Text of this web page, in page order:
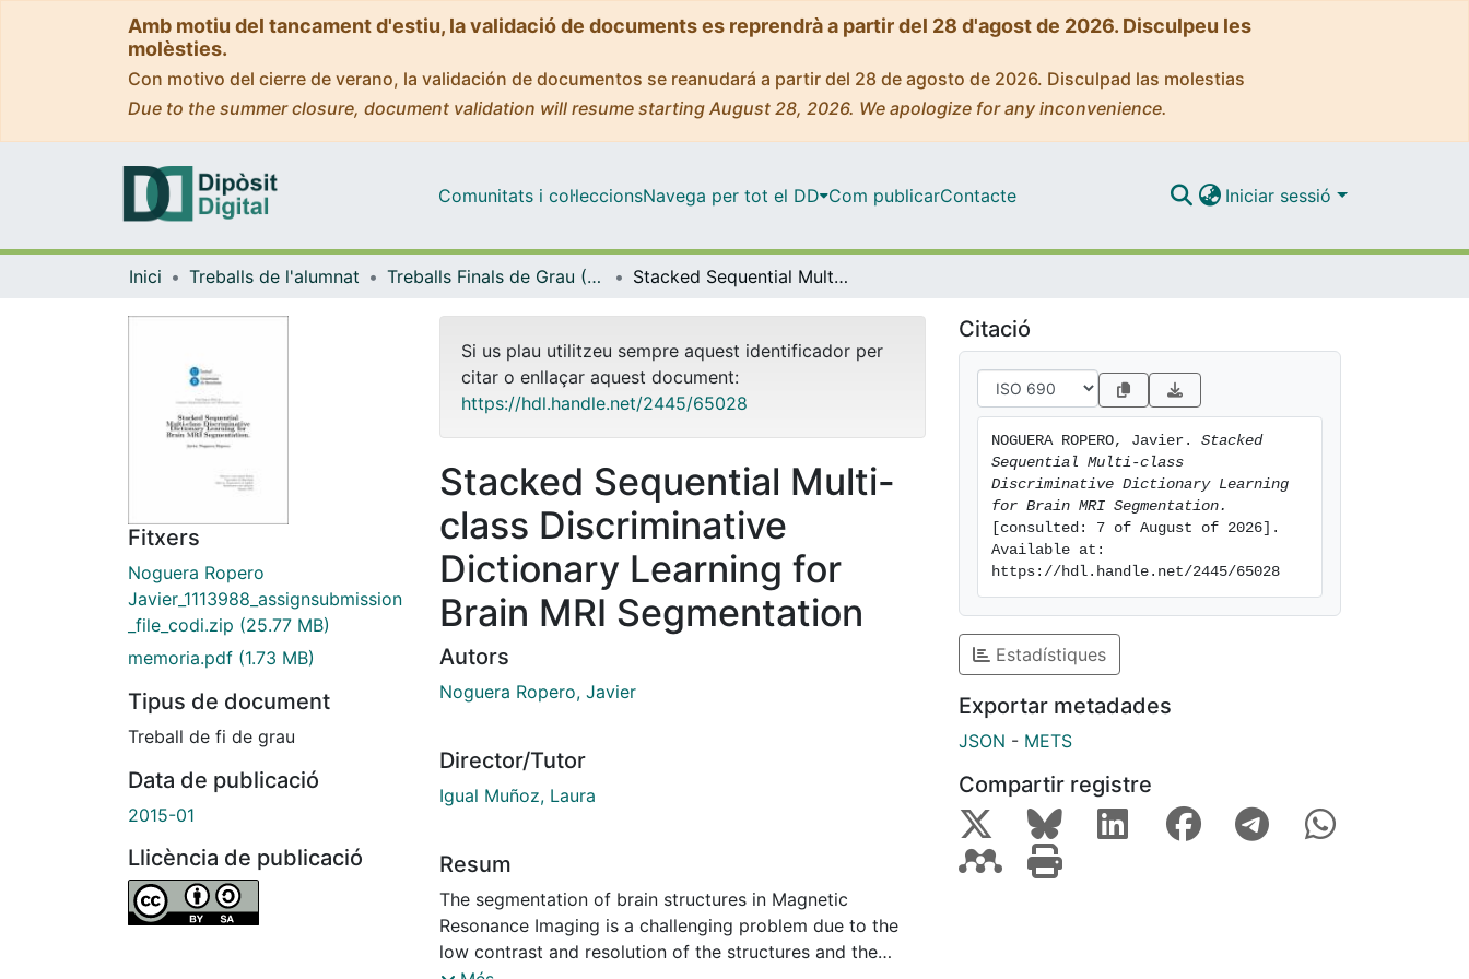
Amb motiu del tancament d'estiu, la validació de documents es reprendrà a partir del 28 d'agost de 2026. Disculpeu les
molèsties.
Con motivo del cierre de verano, la validación de documentos se reanudará a partir del 28 de agosto de 2026. Disculpad las molestias
Due to the summer closure, document validation will resume starting August 28, 2026. We apologize for any inconvenience.
Comunitats i col·leccionsNavega per tot el DD Com publicarContacte Iniciar sessió
Inici Treballs de l'alumnat Treballs Finals de Grau (TFG) - Enginyeria Informàtica Stacked Sequential Multi-class Discriminative Dictionary Learning for Brain MRI Segmentation
Fitxers
Noguera Ropero
Javier_1113988_assignsubmission
_file_codi.zip (25.77 MB)
memoria.pdf (1.73 MB)
Tipus de document
Treball de fi de grau
Data de publicació
2015-01
Llicència de publicació
Si us plau utilitzeu sempre aquest identificador per
citar o enllaçar aquest document:
https://hdl.handle.net/2445/65028
Stacked Sequential Multi-
class Discriminative
Dictionary Learning for
Brain MRI Segmentation
Autors
Noguera Ropero, Javier
Director/Tutor
Igual Muñoz, Laura
Resum
The segmentation of brain structures in Magnetic
Resonance Imaging is a challenging problem due to the
low contrast and resolution of the structures and the
Citació
NOGUERA ROPERO, Javier. Stacked
Sequential Multi-class
Discriminative Dictionary Learning
for Brain MRI Segmentation.
[consulted: 7 of August of 2026].
Available at:
https://hdl.handle.net/2445/65028
Estadístiques
Exportar metadades
JSON - METS
Compartir registre